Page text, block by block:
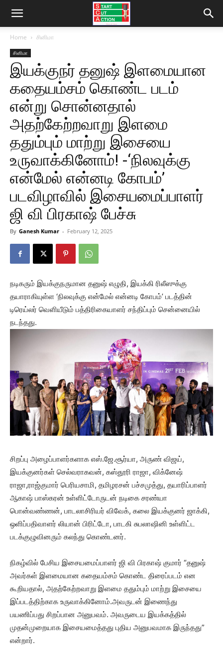
Home சினிமா
சினிமா
இயக்குநர் தனுஷ் இளமையான
கதையம்சம் கொண்ட படம்
என்று சொன்னதால்
அதற்கேற்றவாறு இளமை
ததும்பும் மாற்று இசையை
உருவாக்கினோம்! -‘நிலவுக்கு
என்மேல் என்னடி கோபம்’
படவிழாவில் இசையமைப்பாளர்
ஜி வி பிரகாஷ் பேச்சு
By Ganesh Kumar - February 12, 2025
நடிகரும் இயக்குநருமான தனுஷ் எழுதி, இயக்கி ரிலீஸுக்கு
தயாராகியுள்ள ‘நிலவுக்கு என்மேல் என்னடி கோபம்’ படத்தின்
டிரெய்லர் வெளியீடும் பத்திரிகையாளர் சந்திப்பும் சென்னையில்
நடந்தது.
சிறப்பு அழைப்பாளர்களாக எஸ்.ஜே.சூர்யா, அருண் விஜய்,
இயக்குனர்கள் செல்வராகவன், கஸ்தூரி ராஜா, விக்னேஷ்
ராஜா,ராஜ்குமார் பெரியசாமி, தமிழரசன் பச்சமுத்து, தயாரிப்பாளர்
ஆகாஷ் பாஸ்கரன் உள்ளிட்டோருடன் நடிகை சரண்யா
பொன்வண்ணன், பாடலாசிரியர் விவேக், கலை இயக்குனர் ஜாக்கி,
ஒளிப்பதிவாளர் லியான் பிரிட்டோ, பாடகி சுபலாஷினி உள்ளிட்ட
படக்குழுவினரும் கலந்து கொண்டனர்.
நிகழ்வில் பேசிய இசையமைப்பாளர் ஜி வி பிரகாஷ் குமார் “தனுஷ்
அவர்கள் இளமையான கதையம்சம் கொண்ட திரைப்படம் என
கூறியதால், அதற்கேற்றவாறு இளமை ததும்பும் மாற்று இசையை
இப்படத்திற்காக உருவாக்கினோம்.அவருடன் இணைந்து
பயணிப்பது சிறப்பான அனுபவம். அவருடைய இயக்கத்தில்
முதன்முறையாக இசையமைத்தது புதிய அனுபவமாக இருந்தது”
என்றார்.